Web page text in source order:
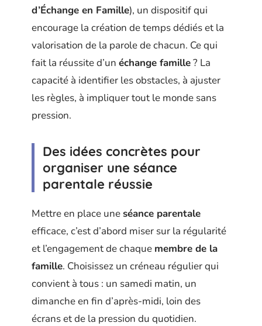
d’Échange en Famille), un dispositif qui
encourage la création de temps dédiés et la
valorisation de la parole de chacun. Ce qui
fait la réussite d’un échange famille? La
capacité à identifier les obstacles, à ajuster
les règles, à impliquer tout le monde sans
pression.
Des idées concrètes pour
organiser une séance
parentale réussie
Mettre en place uneséance parentale
efficace, c’est d’abord miser sur la régularité
et l’engagement de chaque membre de la
famille. Choisissez un créneau régulier qui
convient à tous : un samedi matin, un
dimanche en fin d’après-midi, loin des
écrans et de la pression du quotidien.